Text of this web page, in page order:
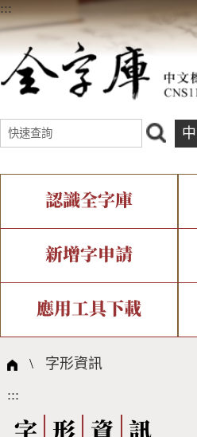
:::
中
認識全字庫
全字庫介紹
中文碼介紹
國際字碼相關組織
IDS查詢
複合查詢
筆畫查詢
筆順序查詢
新增字申請
新字申請處理流程
字形即時顯示
全字庫授權
應用工具下載
個人電腦造字處理工具
字形下載
問題集
熱門查詢統計
\ 字形資訊
:::